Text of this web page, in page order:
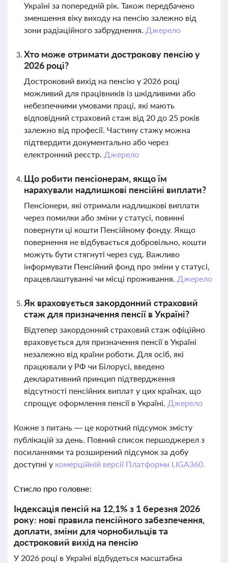
Україні за попередній рік. Також передбачено
зменшення віку виходу на пенсію залежно від
зони радіаційного забруднення. Джерело
Хто може отримати дострокову пенсію у
2026 році?
Достроковий вихід на пенсію у 2026 році
можливий для працівників із шкідливими або
небезпечними умовами праці, які мають
відповідний страховий стаж від 20 до 25 років
залежно від професії. Частину стажу можна
підтвердити документально або через
електронний реєстр. Джерело
Що робити пенсіонерам, якщо їм
нарахували надлишкові пенсійні виплати?
Пенсіонери, які отримали надлишкові виплати
через помилки або зміни у статусі, повинні
повернути ці кошти Пенсійному фонду. Якщо
повернення не відбувається добровільно, кошти
можуть бути стягнуті через суд. Важливо
інформувати Пенсійний фонд про зміни у статусі,
працевлаштуванні чи місці проживання. Джерело
Як враховується закордонний страховий
стаж для призначення пенсії в Україні?
Відтепер закордонний страховий стаж офіційно
враховується для призначення пенсії в Україні
незалежно від країни роботи. Для осіб, які
працювали у РФ чи Білорусі, введено
декларативний принцип підтвердження
відсутності пенсійних виплат у цих країнах, що
спрощує оформлення пенсії в Україні. Джерело
Кожне з питань — це короткий підсумок змісту
публікацій за день. Повний список першоджерел з
посиланнями та розширений підсумок за добу
доступні у комерційній версії Платформи LIGA360.
Стисло про головне:
Індексація пенсій на 12,1% з 1 березня 2026
року: нові правила пенсійного забезпечення,
доплати, зміни для чорнобильців та
достроковий вихід на пенсію
У 2026 році в Україні відбудеться масштабна